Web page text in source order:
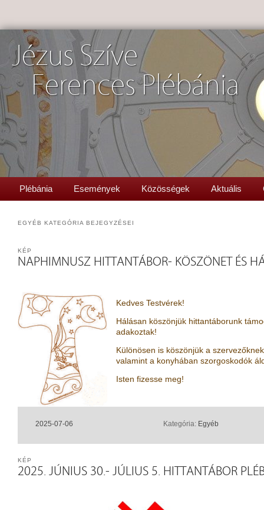
Jézus Szíve
Ferences Plébánia
Plébánia Események Közösségek Aktuális
EGYÉB KATEGÓRIA BEJEGYZÉSEI
NAPHIMNUSZ HITTANTÁBOR- KÖSZÖNET ÉS
KÉP
Kedves Testvérek!
Hálásan köszönjük hittantáborunk
adakoztak!
Különösen is köszönjük a
valamint a konyhában szorgoskodók
Isten fizesse meg!
2025-07-06 Kategória: Egyéb
2025. JÚNIUS 30.- JÚLIUS 5. HITTANTÁBOR
KÉP